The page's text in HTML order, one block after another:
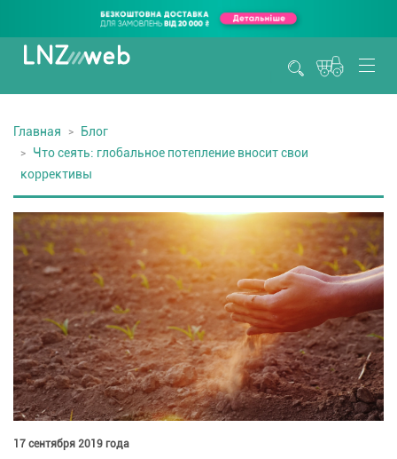
Главная
Блог
Что сеять: глобальное потепление вносит свои
коррективы
17 сентября 2019 года